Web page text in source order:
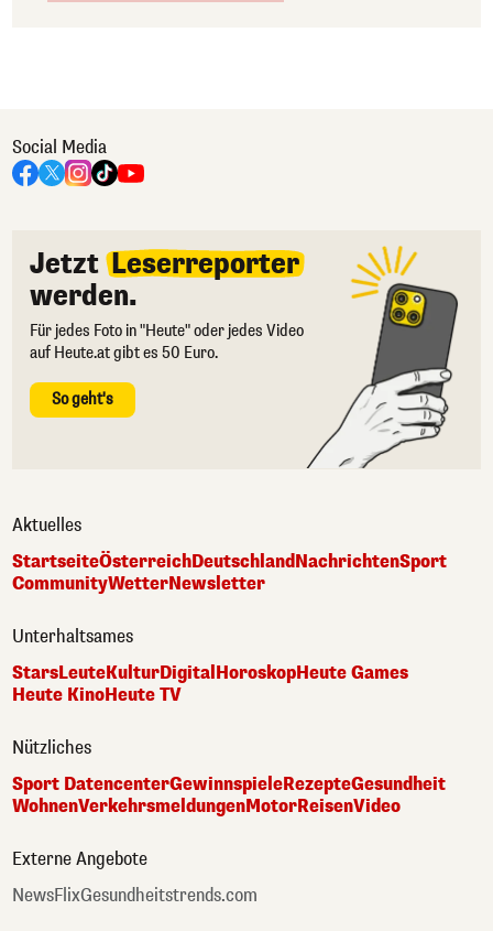
Social Media
Jetzt Leserreporter
werden.
Für jedes Foto in "Heute" oder jedes Video
auf Heute.at gibt es 50 Euro.
So geht's
Aktuelles
StartseiteÖsterreichDeutschlandNachrichtenSport
CommunityWetterNewsletter
Unterhaltsames
StarsLeuteKulturDigital HoroskopHeute Games
Heute KinoHeute TV
Nützliches
Sport DatencenterGewinnspieleRezepteGesundheit
WohnenVerkehrsmeldungenMotorReisenVideo
Externe Angebote
NewsFlixGesundheitstrends.com